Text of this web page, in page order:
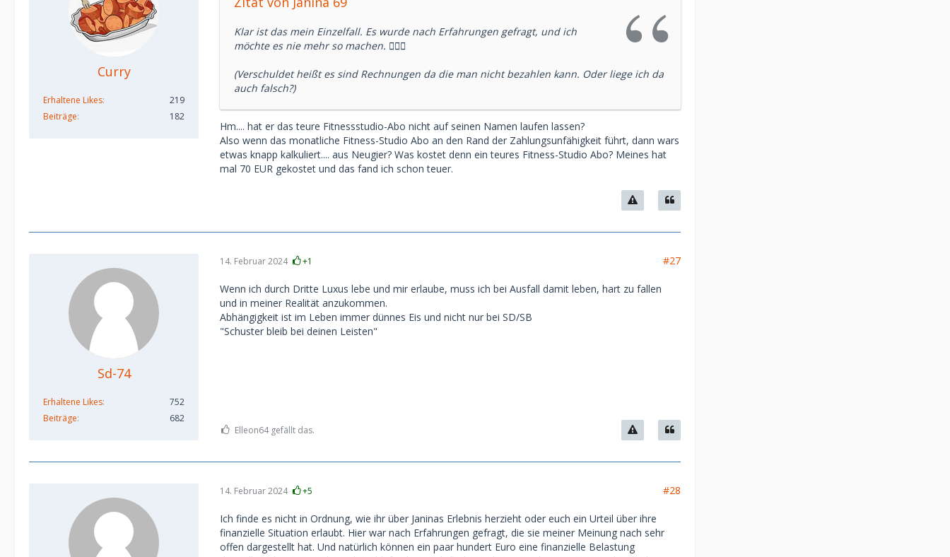
Curry
Erhaltene Likes
219
Beiträge
182
Klar ist das mein Einzelfall. Es wurde nach Erfahrungen gefragt, und ich
möchte es nie mehr so machen. 🤷🏻‍♀️
(Verschuldet heißt es sind Rechnungen da die man nicht bezahlen kann. Oder liege ich da
auch falsch?)
Hm.... hat er das teure Fitnessstudio-Abo nicht auf seinen Namen laufen lassen?
Also wenn das monatliche Fitness-Studio Abo an den Rand der Zahlungsunfähigkeit führt, dann wars
etwas knapp kalkuliert.... aus Neugier? Was kostet denn ein teures Fitness-Studio Abo? Meines hat
mal 70 EUR gekostet und das fand ich schon teuer.
Sd-74
Erhaltene Likes
752
Beiträge
682
14. Februar 2024 +1 #27
Wenn ich durch Dritte Luxus lebe und mir erlaube, muss ich bei Ausfall damit leben, hart zu fallen
und in meiner Realität anzukommen.
Abhängigkeit ist im Leben immer dünnes Eis und nicht nur bei SD/SB
"Schuster bleib bei deinen Leisten"
Elleon64 gefällt das.
14. Februar 2024 +5 #28
Ich finde es nicht in Ordnung, wie ihr über Janinas Erlebnis herzieht oder euch ein Urteil über ihre
finanzielle Situation erlaubt. Hier war nach Erfahrungen gefragt, die sie meiner Meinung nach sehr
offen dargestellt hat. Und natürlich können ein paar hundert Euro eine finanzielle Belastung